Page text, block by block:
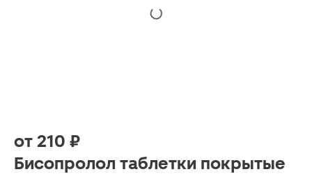
от 210 ₽
Бисопролол таблетки покрытые